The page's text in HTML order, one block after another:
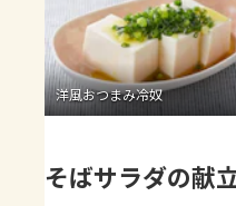
よくあるお問い
お買い物
AJINOMOTO PARK と
洋風おつまみ冷奴
そばサラダの献